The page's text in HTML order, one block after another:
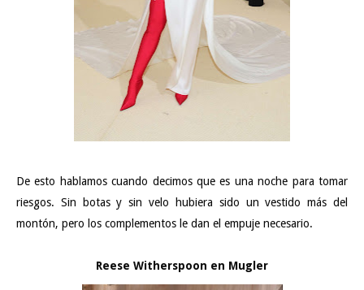
De esto hablamos cuando decimos que es una noche para tomar
riesgos. Sin botas y sin velo hubiera sido un vestido más del
montón, pero los complementos le dan el empuje necesario.
Reese Witherspoon en Mugler